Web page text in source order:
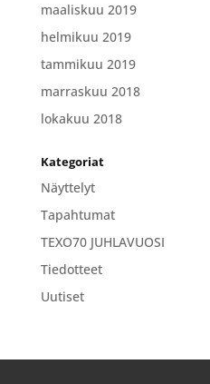
maaliskuu 2019
helmikuu 2019
tammikuu 2019
marraskuu 2018
lokakuu 2018
Kategoriat
Näyttelyt
Tapahtumat
TEXO70 JUHLAVUOSI
Tiedotteet
Uutiset